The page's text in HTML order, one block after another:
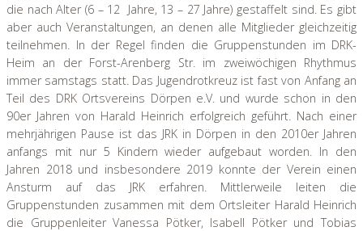
die nach Alter (6 – 12 Jahre, 13 – 27 Jahre) gestaffelt sind. Es gibt
aber auch Veranstaltungen, an denen alle Mitglieder gleichzeitig
teilnehmen. In der Regel finden die Gruppenstunden im DRK-
Heim an der Forst-Arenberg Str. im zweiwöchigen Rhythmus
immer samstags statt. Das Jugendrotkreuz ist fast von Anfang an
Teil des DRK Ortsvereins Dörpen e.V. und wurde schon in den
90er Jahren von Harald Heinrich erfolgreich geführt. Nach einer
mehrjährigen Pause ist das JRK in Dörpen in den 2010er Jahren
anfangs mit nur 5 Kindern wieder aufgebaut worden. In den
Jahren 2018 und insbesondere 2019 konnte der Verein einen
Ansturm auf das JRK erfahren. Mittlerweile leiten die
Gruppenstunden zusammen mit dem Ortsleiter Harald Heinrich
die Gruppenleiter Vanessa Pötker, Isabell Pötker und Tobias